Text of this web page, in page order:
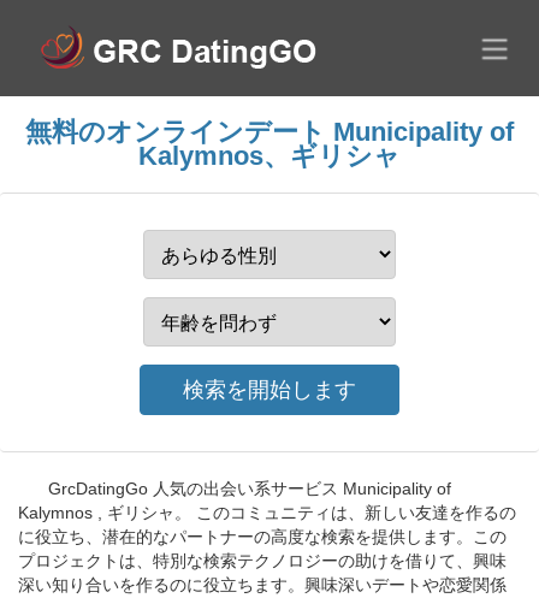
無料のオンラインデート Municipality of
Kalymnos、ギリシャ
GrcDatingGo 人気の出会い系サービス Municipality of
Kalymnos , ギリシャ。 このコミュニティは、新しい友達を作るの
に役立ち、潜在的なパートナーの高度な検索を提供します。この
プロジェクトは、特別な検索テクノロジーの助けを借りて、興味
深い知り合いを作るのに役立ちます。興味深いデートや恋愛関係